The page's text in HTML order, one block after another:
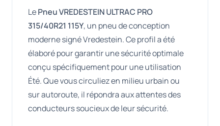
LePneu VREDESTEIN ULTRAC PRO
315/40R21 115Y, un pneu de conception
moderne signé Vredestein. Ce profil a été
élaboré pour garantir une sécurité optimale
conçu spécifiquement pour une utilisation
Été. Que vous circuliez en milieu urbain ou
sur autoroute, il répondra aux attentes des
conducteurs soucieux de leur sécurité.